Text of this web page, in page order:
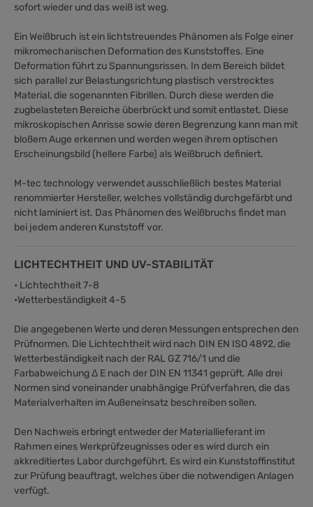
sofort wieder und das weiß ist weg.
Ein Weißbruch ist ein lichtstreuendes Phänomen als Folge einer
mikromechanischen Deformation des Kunststoffes. Eine
Deformation führt zu Spannungsrissen. In dem Bereich bildet
sich parallel zur Belastungsrichtung plastisch verstrecktes
Material, die sogenannten Fibrillen. Durch diese werden die
zugbelasteten Bereiche überbrückt und somit entlastet. Diese
mikroskopischen Anrisse sowie deren Begrenzung kann man mit
bloßem Auge erkennen und werden wegen ihrem optischen
Erscheinungsbild (hellere Farbe) als Weißbruch definiert.
M-tec technology verwendet ausschließlich bestes Material
renommierter Hersteller, welches vollständig durchgefärbt und
nicht laminiert ist. Das Phänomen des Weißbruchs findet man
bei jedem anderen Kunststoff vor.
LICHTECHTHEIT UND UV-STABILITÄT
• Lichtechtheit 7-8
•Wetterbeständigkeit 4-5
Die angegebenen Werte und deren Messungen entsprechen den
Prüfnormen. Die Lichtechtheit wird nach DIN EN ISO 4892, die
Wetterbeständigkeit nach der RAL GZ 716/1 und die
Farbabweichung Δ E nach der DIN EN 11341 geprüft. Alle drei
Normen sind voneinander unabhängige Prüfverfahren, die das
Materialverhalten im Außeneinsatz beschreiben sollen.
Den Nachweis erbringt entweder der Materiallieferant im
Rahmen eines Werkprüfzeugnisses oder es wird durch ein
akkreditiertes Labor durchgeführt. Es wird ein Kunststoffinstitut
zur Prüfung beauftragt, welches über die notwendigen Anlagen
verfügt.